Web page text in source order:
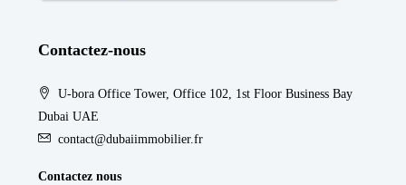
Contactez-nous
U-bora Office Tower, Office 102, 1st Floor Business Bay
Dubai UAE
contact@dubaiimmobilier.fr
Contactez nous